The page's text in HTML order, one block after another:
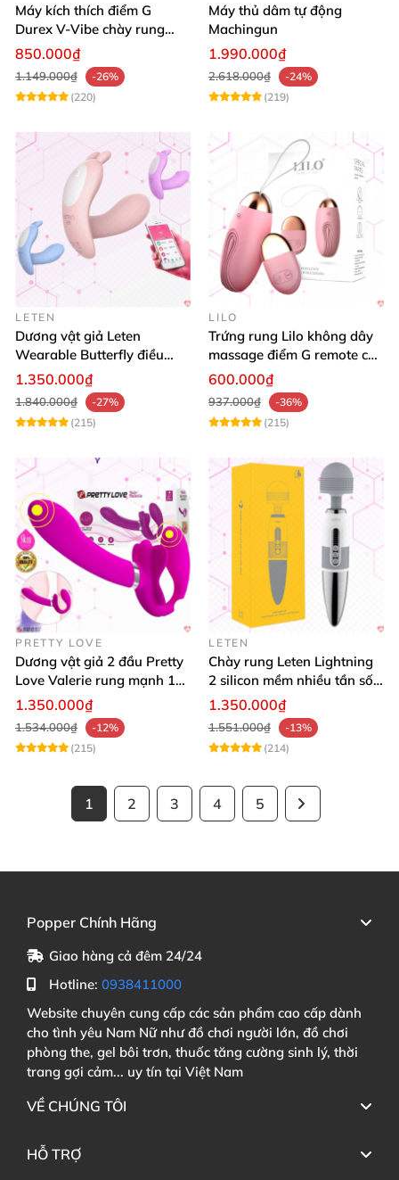
Máy kích thích điểm G
Durex V-Vibe chày rung
tinh yêu không dây cao cấp
850.000₫
1.149.000₫
-26%
(220)
Máy thủ dâm tự động
Machingun
1.990.000₫
2.618.000₫
-24%
(219)
LETEN
Dương vật giả Leten
Wearable Butterfly điều
khiển app bluetooth 16 chế
1.350.000₫
1.840.000₫
-27%
(215)
LILO
Trứng rung Lilo không dây
massage điểm G remote cao
cấp USB
600.000₫
937.000₫
-36%
(215)
PRETTY LOVE
Dương vật giả 2 đầu Pretty
Love Valerie rung mạnh 12
chế độ cao cấp
1.350.000₫
1.534.000₫
-12%
(215)
LETEN
Chày rung Leten Lightning
2 silicon mềm nhiều tần số
rung phát nhiệt
1.350.000₫
1.551.000₫
-13%
(214)
1 2 3 4 5
Popper Chính Hãng
Giao hàng cả đêm 24/24
Hotline: 0938411000
Website chuyên cung cấp các sản phẩm cao cấp dành
cho tình yêu Nam Nữ như đồ chơi người lớn, đồ chơi
phòng the, gel bôi trơn, thuốc tăng cường sinh lý, thời
trang gợi cảm... uy tín tại Việt Nam
VỀ CHÚNG TÔI
HỖ TRỢ